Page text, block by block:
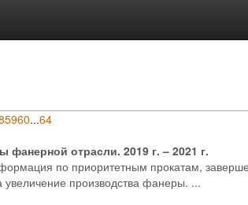
5960...64
фанерной отрасли. 2019 г. – 2021 г.
по приоритетным прокатам,
производства фанеры. ...